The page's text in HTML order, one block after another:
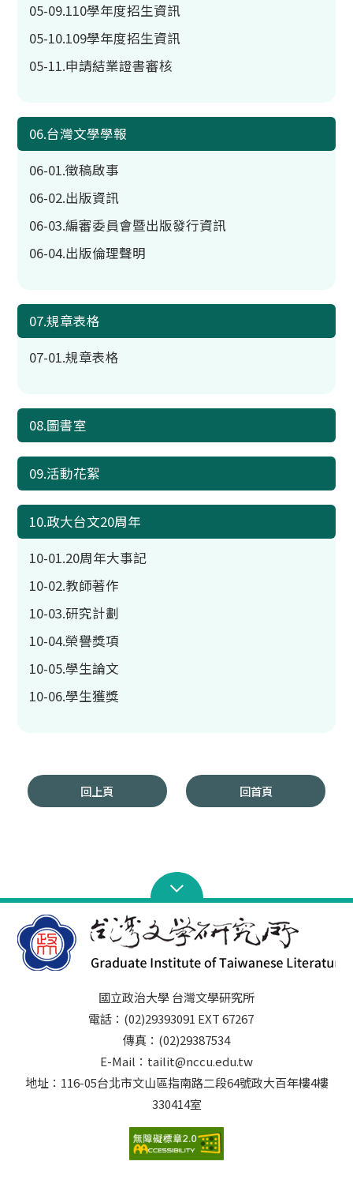
05-09.110學年度招生資訊
05-10.109學年度招生資訊
05-11.申請結業證書審核
06.台灣文學學報
06-01.徵稿啟事
06-02.出版資訊
06-03.編審委員會暨出版發行資訊
06-04.出版倫理聲明
07.規章表格
07-01.規章表格
08.圖書室
09.活動花絮
10.政大台文20周年
10-01.20周年大事記
10-02.教師著作
10-03.研究計劃
10-04.榮譽獎項
10-05.學生論文
10-06.學生獲獎
回上頁 回首頁
國立政治大學 台灣文學研究所
電話：(02)29393091 EXT 67267
傳真：(02)29387534
E-Mail：tailit@nccu.edu.tw
地址：116-05台北市文山區指南路二段64號政大百年樓4樓
330414室